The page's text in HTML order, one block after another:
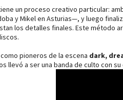
un proceso creativo particular:
y Mikel en Asturias—, y luego
los detalles finales. Este método
pioneros de la escena dark,
llevó a ser una banda de culto con